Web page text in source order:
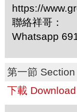
https://
聯絡祥哥：
Whatsapp
第一節 Section
下載 Download